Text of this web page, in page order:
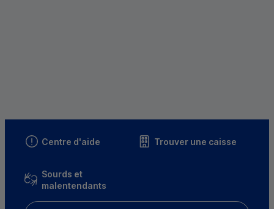
Centre d'aide Trouver une caisse
Sourds et
malentendants